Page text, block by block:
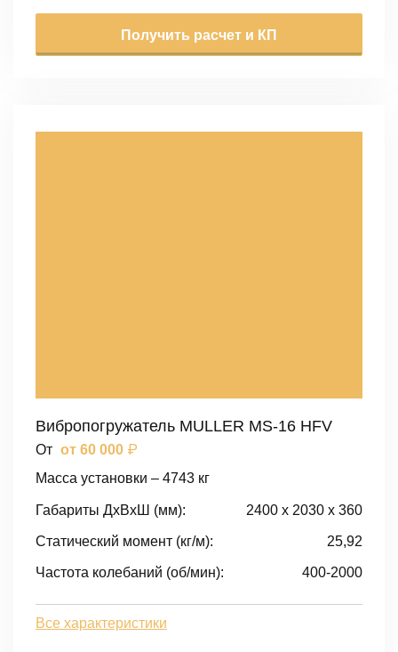
Получить расчет и КП
Вибропогружатель MULLER MS-16 HFV
От от 60 000 ₽
Масса установки – 4743 кг
Габариты ДxВxШ (мм): 2400 x 2030 x 360
Статический момент (кг/м): 25,92
Частота колебаний (об/мин): 400-2000
Все характеристики